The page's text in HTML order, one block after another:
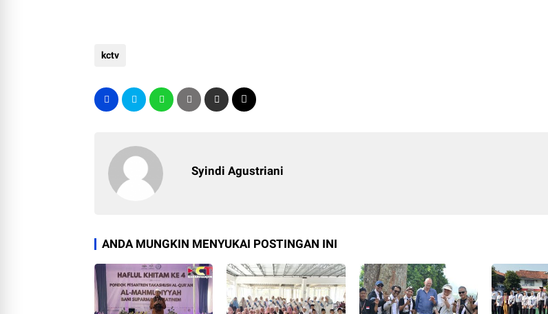
kctv
Syindi Agustriani
ANDA MUNGKIN MENYUKAI POSTINGAN INI